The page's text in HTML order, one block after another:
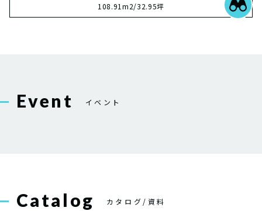
108.91m2/32.95坪
Event イベント
Catalog カタログ/資料